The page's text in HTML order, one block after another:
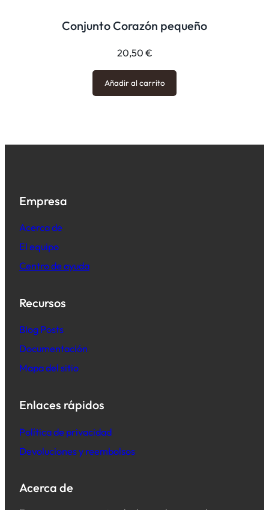
Conjunto Corazón pequeño
20,50 €
Añadir al carrito
Empresa
Acerca de
El equipo
Centro de ayuda
Recursos
Blog Posts
Documentación
Mapa del sitio
Enlaces rápidos
Política de privacidad
Devoluciones y reembolsos
Acerca de